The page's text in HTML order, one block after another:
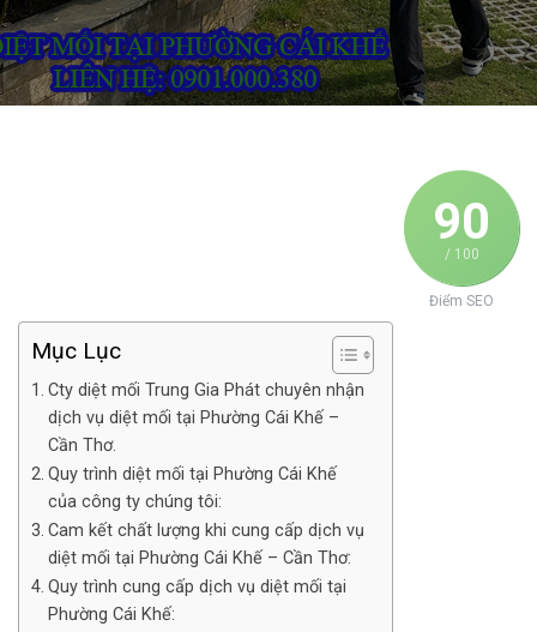
90
/ 100
Điểm SEO
Mục Lục
Cty diệt mối Trung Gia Phát chuyên nhận
dịch vụ diệt mối tại Phường Cái Khế –
Cần Thơ.
Quy trình diệt mối tại Phường Cái Khế
của công ty chúng tôi:
Cam kết chất lượng khi cung cấp dịch vụ
diệt mối tại Phường Cái Khế – Cần Thơ:
Quy trình cung cấp dịch vụ diệt mối tại
Phường Cái Khế: